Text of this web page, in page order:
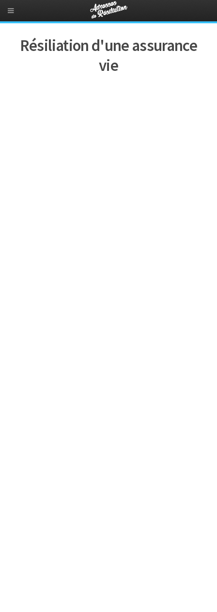
Résiliation d'une assurance
vie